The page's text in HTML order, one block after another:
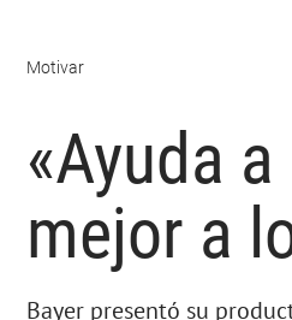
Motivar
«Ayuda
mejor a
Bayer presentó su